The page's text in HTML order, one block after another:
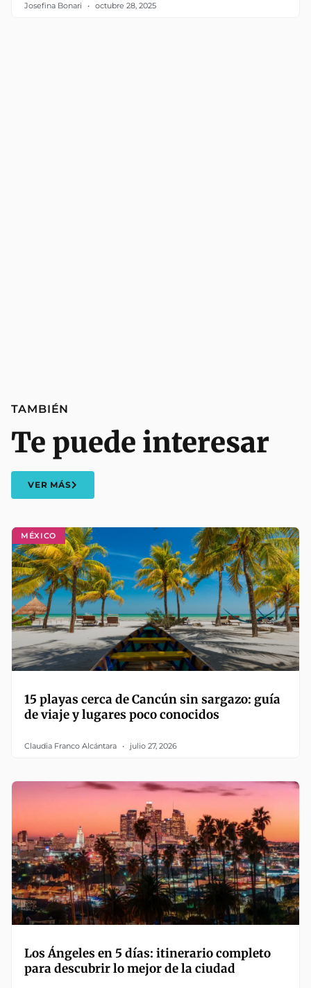
Josefina Bonari octubre 28, 2025
MÉXICO
15 playas cerca de Cancún sin sargazo: guía
de viaje y lugares poco conocidos
Claudia Franco Alcántara julio 27, 2026
Los Ángeles en 5 días: itinerario completo
para descubrir lo mejor de la ciudad
TAMBIÉN
Te puede interesar
VER MÁS